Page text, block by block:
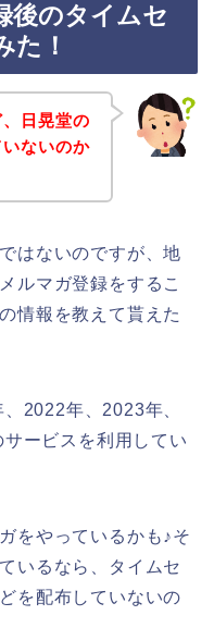
後のタイムセ
た！
日晃堂の
ないのか
はないのですが、地
ルマガ登録をするこ
情報を教えて貰えた
2022年、2023年、
ービスを利用してい
をやっているかも♪そ
いるなら、タイムセ
を配布していないの